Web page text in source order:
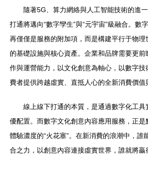
隨著5G、算力網絡與人工智能技術的進
打通將邁向“數字孿生”與“元宇宙”級融合。數
再僅僅是服務的附加項，而是構建平行于物理
的基礎設施與核心資產。企業和品牌需要更前
作與運營能力，以文化創意為軸心，以數字技
費者提供跨越虛實、直抵人心的全新消費價值
線上線下打通的本質，是通過數字化工
優配置。而數字文化創意內容應用服務，正
體驗濃度的“火花塞”。在新消費的浪潮中，誰
合之力，以創意內容連接虛實世界，誰就將贏